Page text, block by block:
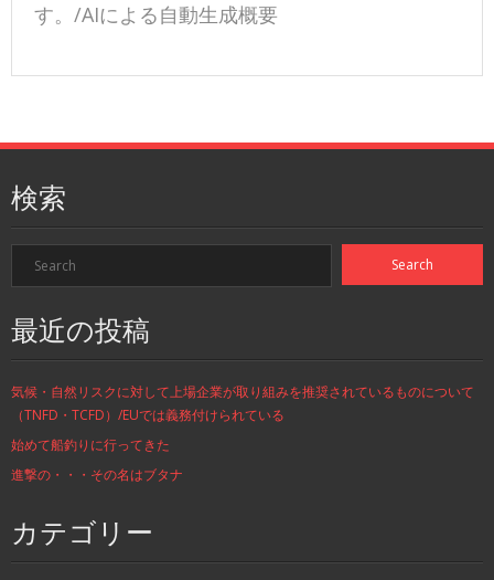
す。/AIによる自動生成概要
検索
最近の投稿
気候・自然リスクに対して上場企業が取り組みを推奨されているものについて
（TNFD・TCFD）/EUでは義務付けられている
始めて船釣りに行ってきた
進撃の・・・その名はブタナ
カテゴリー